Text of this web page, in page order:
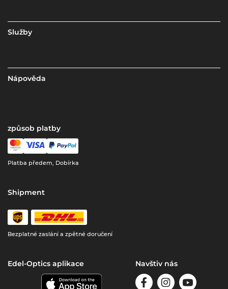
Služby
Nápověda
způsob platby
Platba předem, Dobírka
Shipment
Bezplatné zaslání a zpětné doručení
Edel-Optics aplikace Navštiv nás